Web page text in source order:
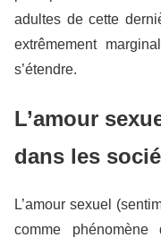
adultes de cette
extrêmement
s’étendre.
L’amour
dans les
L’amour sexuel
comme